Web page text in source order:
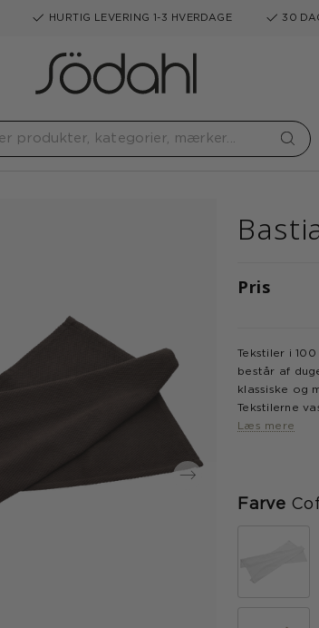
HURTIG LEVERING 1-3 HVERDAGE 30
Pris
Tekstiler i
består af
klassiske og
Tekstilerne
mørke farver,
Læs mere
Farve